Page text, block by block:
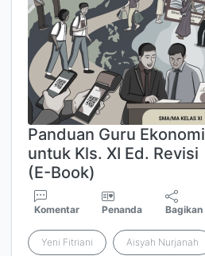
Panduan Guru Ekonomi
untuk Kls. XI Ed. Revisi
(E-Book)
Komentar Penanda Bagikan
Yeni Fitriani Aisyah Nurjanah